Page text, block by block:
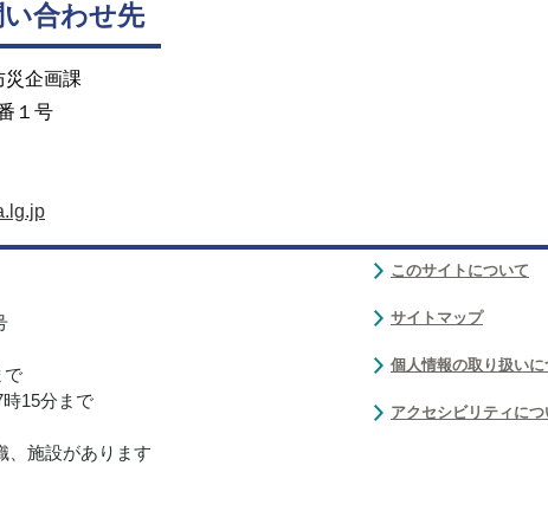
合わせ先
災企画課
１号
で
15分まで
、施設があります
このサイトについて
サイトマップ
個人情報の取り扱いに
アクセシビリティにつ